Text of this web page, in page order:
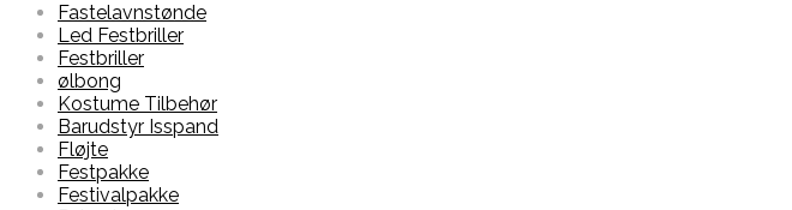
Fastelavnstønde
Led Festbriller
Festbriller
ølbong
Kostume Tilbehør
Barudstyr Isspand
Fløjte
Festpakke
Festivalpakke